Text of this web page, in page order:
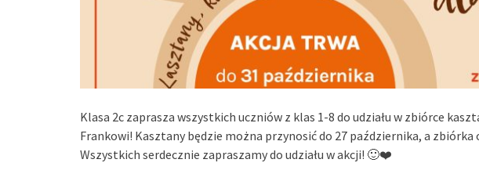
Klasa 2c zaprasza wszystkich uczniów z klas 1-8 do udziału w zbiórce
Frankowi! Kasztany będzie można przynosić do 27 października, a zbiórka
Wszystkich serdecznie zapraszamy do udziału w akcji! 🙂❤️